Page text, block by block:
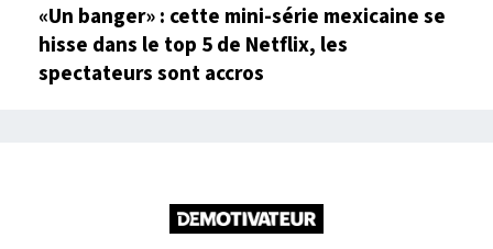
«Un banger» : cette mini-série mexicaine se
hisse dans le top 5 de Netflix, les
spectateurs sont accros